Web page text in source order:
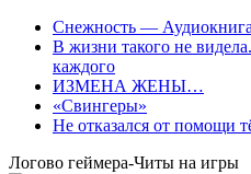
Снежность —
В жизни такого не
каждого
ИЗМЕНА ЖЕНЫ…
«Свингеры»
Не отказался от помощи
Логово геймера-Читы на игры